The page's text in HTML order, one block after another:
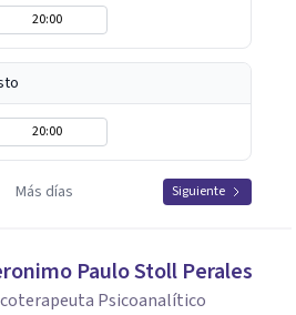
20:00
20:00
Más días Siguiente
Paulo Stoll Perales
Psicoanalítico